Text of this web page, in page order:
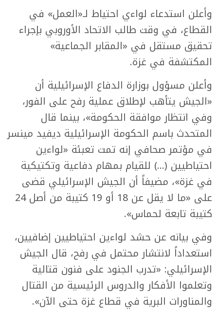
وأعلن استدعاء لواءي احتياط لـ«العمل» في
القطاع، في وقت طالب الاتحاد الأوروبي بإجراء
تحقيق مستقل في «المقابر الجماعية»
المكتشفة في غزة.
وأعلن مسؤول بوزارة الدفاع الإسرائيلية أن
«الجيش يتأهب لإطلاق عملية رفح على الفور،
وفي انتظار موافقة الحكومة»، بينما قال
المتحدث باسم الحكومة الإسرائيلية ديفيد مينسر
في مؤتمر صحافي إنه تمت تعبئة «لواءين
احتياطيين (...) للقيام بمهام دفاعية وتكتيكية
في غزة»، مضيفاً أن الجيش الإسرائيلي قضى
على «ما لا يقل عن 18 أو 19 كتيبة من أصل 24
كتيبة تابعة لحماس».
وفي بيانه عن حشد لواءين احتياطيين إضافيين،
استعداداً لانتشار محتمل في رفح، قال الجيش
الإسرائيلي: «تدرب الجنود على فنون قتالية
وتعلموا الأفكار والدروس الرئيسية من القتال
والمناورات البرية في قطاع غزة حتى الآن».